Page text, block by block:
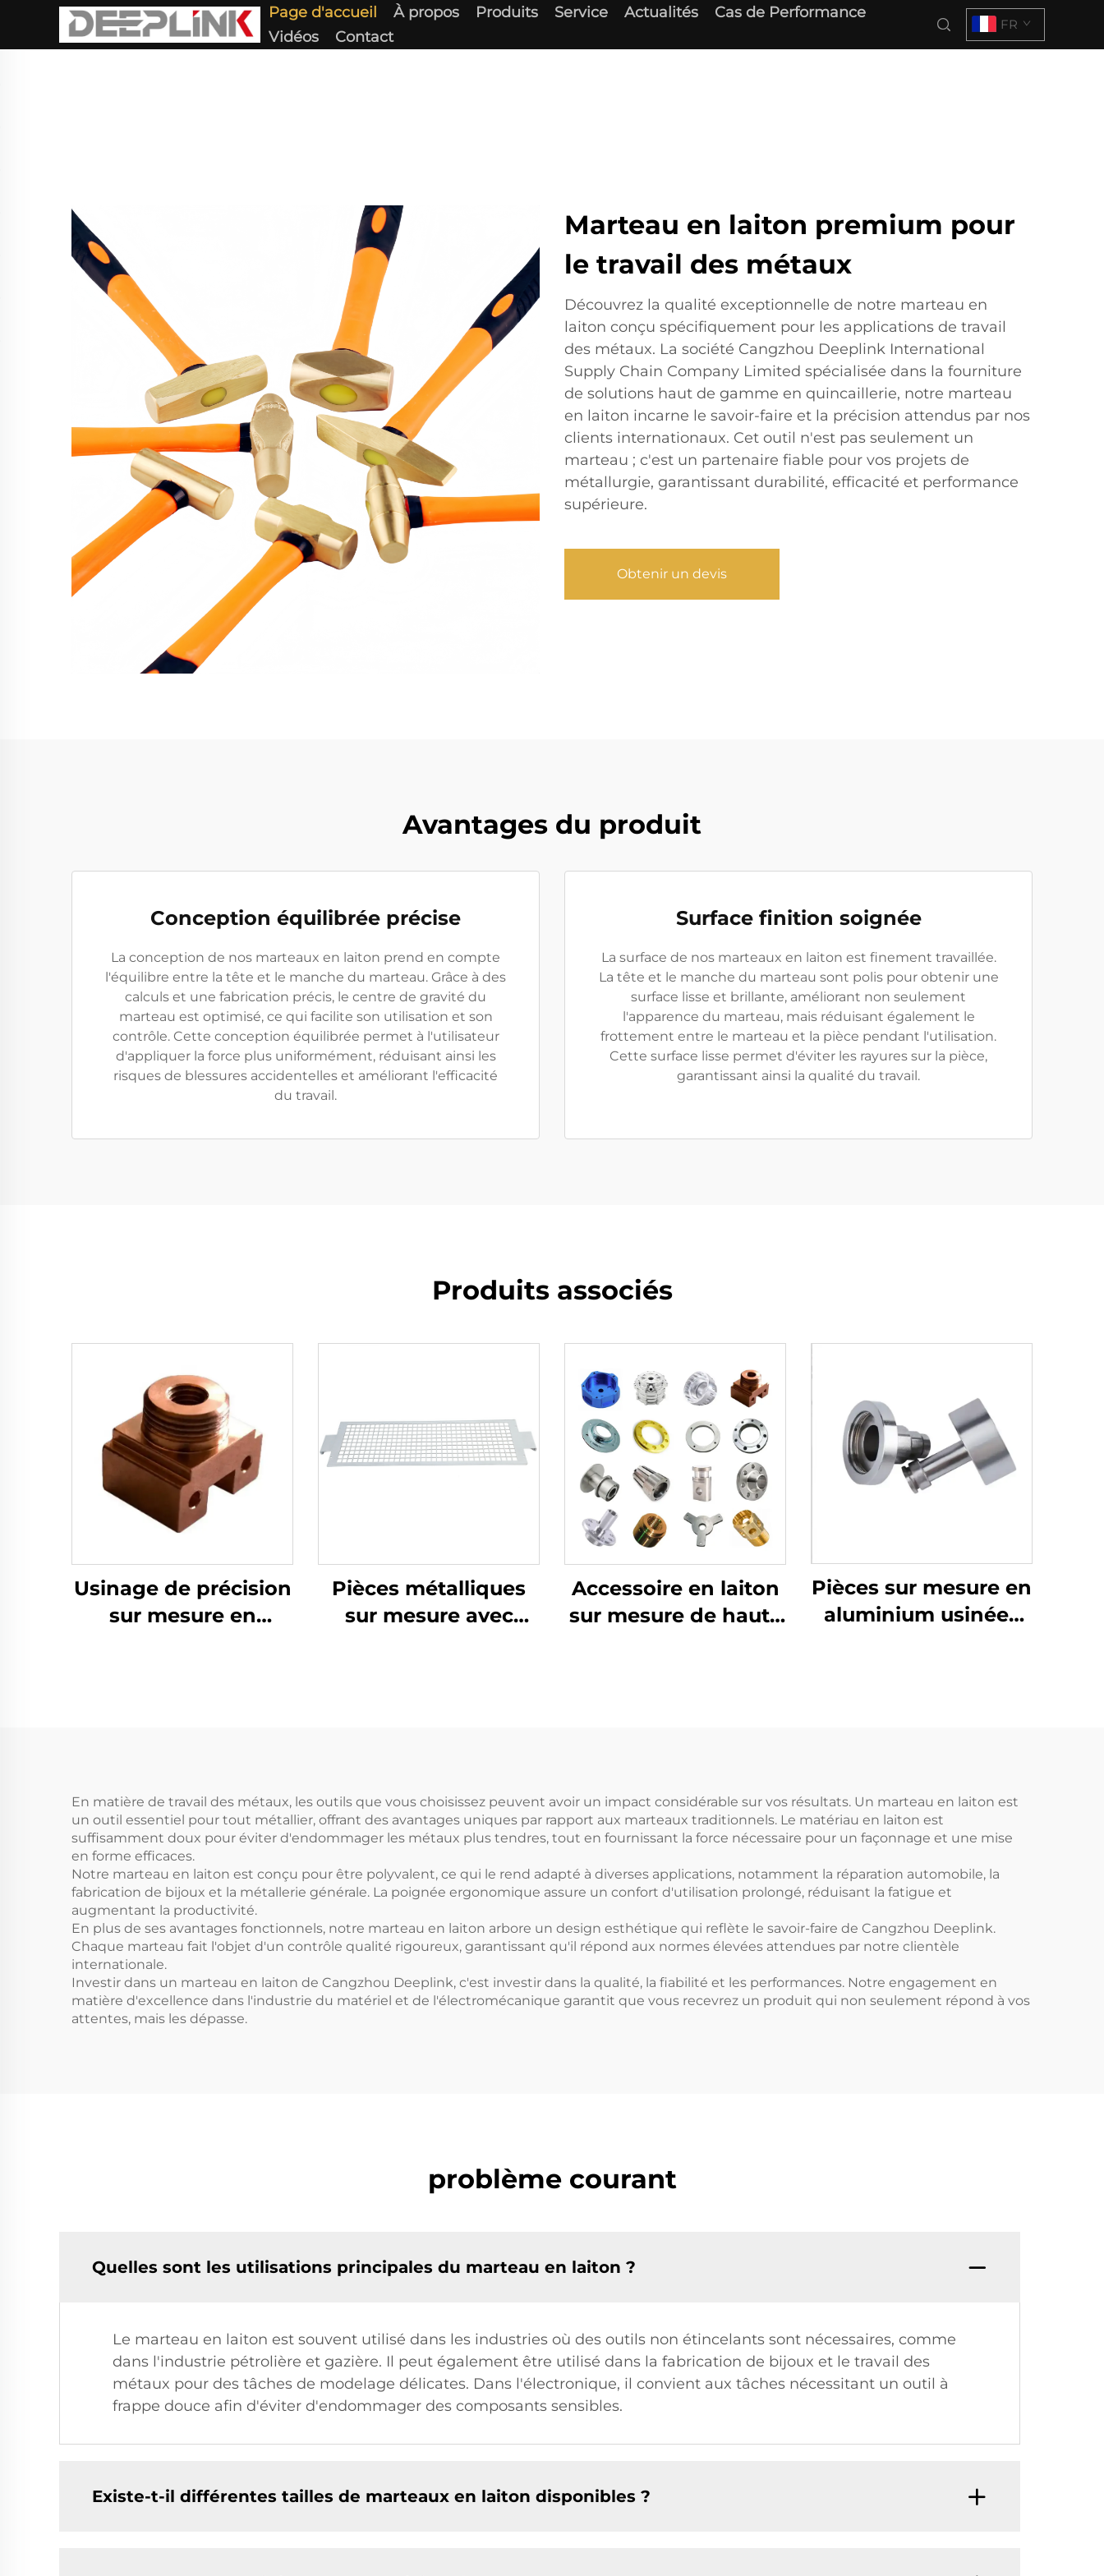
Page d'accueil À propos Produits Service Actualités
Cas de Performance
Vidéos
Contact
FR
Marteau en laiton premium pour
le travail des métaux
Découvrez la qualité exceptionnelle de notre marteau en
laiton conçu spécifiquement pour les applications de travail
des métaux. La société Cangzhou Deeplink International
Supply Chain Company Limited spécialisée dans la fourniture
de solutions haut de gamme en quincaillerie, notre marteau
en laiton incarne le savoir-faire et la précision attendus par nos
clients internationaux. Cet outil n'est pas seulement un
marteau ; c'est un partenaire fiable pour vos projets de
métallurgie, garantissant durabilité, efficacité et performance
supérieure.
Obtenir un devis
Avantages du produit
Conception équilibrée précise
La conception de nos marteaux en laiton prend en compte
l'équilibre entre la tête et le manche du marteau. Grâce à des
calculs et une fabrication précis, le centre de gravité du
marteau est optimisé, ce qui facilite son utilisation et son
contrôle. Cette conception équilibrée permet à l'utilisateur
d'appliquer la force plus uniformément, réduisant ainsi les
risques de blessures accidentelles et améliorant l'efficacité
du travail.
Surface finition soignée
La surface de nos marteaux en laiton est finement travaillée.
La tête et le manche du marteau sont polis pour obtenir une
surface lisse et brillante, améliorant non seulement
l'apparence du marteau, mais réduisant également le
frottement entre le marteau et la pièce pendant l'utilisation.
Cette surface lisse permet d'éviter les rayures sur la pièce,
garantissant ainsi la qualité du travail.
Produits associés
Usinage de précision
sur mesure en
Pièces métalliques
sur mesure avec
pièces découpées au
laser
Accessoire en laiton
sur mesure de haute
Pièces sur mesure en
aluminium usinées
En matière de travail des métaux, les outils que vous choisissez peuvent avoir un impact considérable sur vos résultats. Un marteau en laiton est
un outil essentiel pour tout métallier, offrant des avantages uniques par rapport aux marteaux traditionnels. Le matériau en laiton est
suffisamment doux pour éviter d'endommager les métaux plus tendres, tout en fournissant la force nécessaire pour un façonnage et une mise
en forme efficaces.
Notre marteau en laiton est conçu pour être polyvalent, ce qui le rend adapté à diverses applications, notamment la réparation automobile, la
fabrication de bijoux et la métallerie générale. La poignée ergonomique assure un confort d'utilisation prolongé, réduisant la fatigue et
augmentant la productivité.
En plus de ses avantages fonctionnels, notre marteau en laiton arbore un design esthétique qui reflète le savoir-faire de Cangzhou Deeplink.
Chaque marteau fait l'objet d'un contrôle qualité rigoureux, garantissant qu'il répond aux normes élevées attendues par notre clientèle
internationale.
Investir dans un marteau en laiton de Cangzhou Deeplink, c'est investir dans la qualité, la fiabilité et les performances. Notre engagement en
matière d'excellence dans l'industrie du matériel et de l'électromécanique garantit que vous recevrez un produit qui non seulement répond à vos
attentes, mais les dépasse.
problème courant
Quelles sont les utilisations principales du marteau en laiton ?
Le marteau en laiton est souvent utilisé dans les industries où des outils non étincelants sont nécessaires, comme
dans l'industrie pétrolière et gazière. Il peut également être utilisé dans la fabrication de bijoux et le travail des
métaux pour des tâches de modelage délicates. Dans l'électronique, il convient aux tâches nécessitant un outil à
frappe douce afin d'éviter d'endommager des composants sensibles.
Existe-t-il différentes tailles de marteaux en laiton disponibles ?